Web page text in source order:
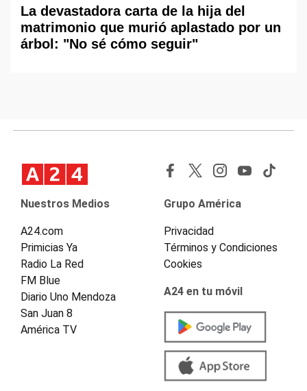
La devastadora carta de la hija del
matrimonio que murió aplastado por un
árbol: "No sé cómo seguir"
Nuestros Medios
A24.com
Primicias Ya
Radio La Red
FM Blue
Diario Uno Mendoza
San Juan 8
América TV
Grupo América
Privacidad
Términos y Condiciones
Cookies
A24 en tu móvil